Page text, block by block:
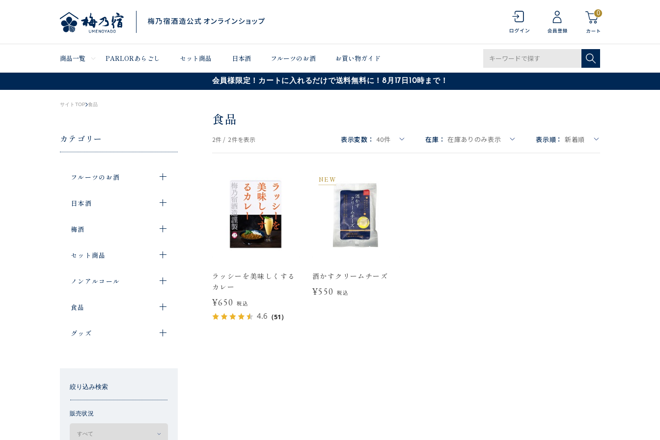
0
商品一覧 PARLORあらごし セット商品 日本酒 フルーツのお酒 お買い物ガイド
会員様限定！カートに入れるだけで送料無料に！8月17日10時まで！
サイトTOP 食品
カテゴリー
フルーツのお酒
日本酒
梅酒
セット商品
ノンアルコール
食品
グッズ
絞り込み検索
販売状況
食品
2件 / 2件を表示 表示変数： 40件 在庫： 在庫ありのみ表示 表示順： 新着順
ラッシーを美味しくする
カレー
¥650 税込
4.6 （51）
NEW
酒かすクリームチーズ
¥550 税込